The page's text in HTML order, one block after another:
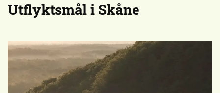
Utflyktsmål i Skåne